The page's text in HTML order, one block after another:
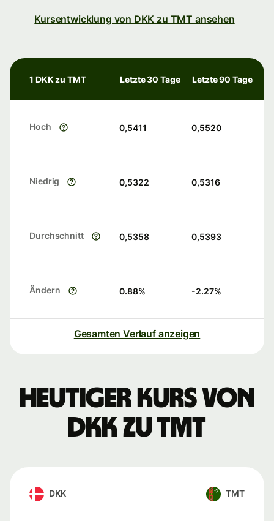
Kursentwicklung von DKK zu TMT ansehen
1 DKK zu TMT Letzte 30 Tage Letzte 90 Tage
Hoch 0,5411 0,5520
Niedrig 0,5322 0,5316
Durchschnitt 0,5358 0,5393
Ändern 0.88% -2.27%
Gesamten Verlauf anzeigen
Heutiger Kurs von
DKK zu TMT
DKK TMT